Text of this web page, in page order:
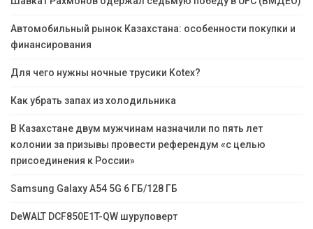
Автомобильный рынок Казахстана: особенности покупки и
финансирования
Для чего нужны ночные трусики Kotex?
Как убрать запах из холодильника
В Казахстане двум мужчинам назначили по пять лет
колонии за призывы провести референдум «с целью
присоединения к России»
Samsung Galaxy A54 5G 6 ГБ/128 ГБ
DeWALT DCF850E1T-QW шуруповерт